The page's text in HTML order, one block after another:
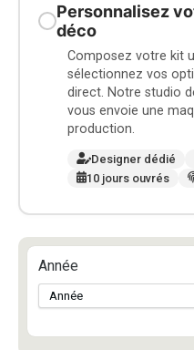
Personnalisez
déco
Composez votre kit
sélectionnez vos
direct. Notre studio
vous envoie une
production.
Designer dédié
10 jours ouvrés
Année